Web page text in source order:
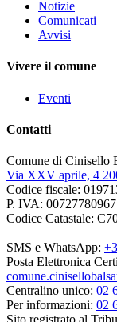
Notizie
Comunicati
Avvisi
Vivere il comune
Eventi
Contatti
Comune di Cinisello
Via XXV aprile, 4
Codice fiscale:
P. IVA: 00727780967
Codice Catastale:
SMS e WhatsApp:
Posta Elettronica
Centralino unico: 02
Per informazioni: 02